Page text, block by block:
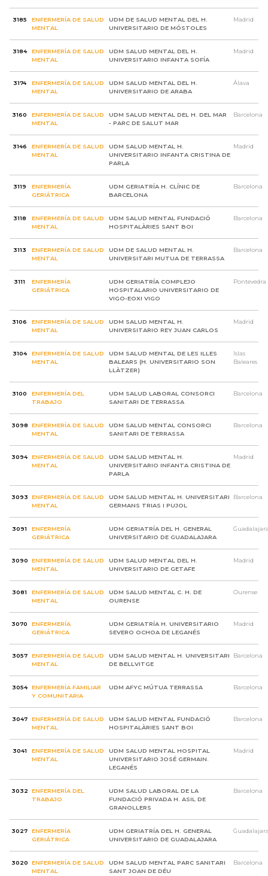
3185
ENFERMERÍA DE SALUD
MENTAL
UDM DE SALUD MENTAL DEL H.
UNIVERSITARIO DE MÓSTOLES
Madrid
3184
ENFERMERÍA DE SALUD
MENTAL
UDM SALUD MENTAL DEL H.
UNIVERSITARIO INFANTA SOFÍA
Madrid
3174
ENFERMERÍA DE SALUD
MENTAL
UDM SALUD MENTAL DEL H.
UNIVERSITARIO DE ARABA
Álava
3160
ENFERMERÍA DE SALUD
MENTAL
UDM SALUD MENTAL DEL H. DEL MAR
- PARC DE SALUT MAR
Barcelona
3146
ENFERMERÍA DE SALUD
MENTAL
UDM SALUD MENTAL H.
UNIVERSITARIO INFANTA CRISTINA DE
PARLA
Madrid
3119
ENFERMERÍA
GERIÁTRICA
UDM GERIATRÍA H. CLÍNIC DE
BARCELONA
Barcelona
3118
ENFERMERÍA DE SALUD
MENTAL
UDM SALUD MENTAL FUNDACIÓ
HOSPITALÀRIES SANT BOI
Barcelona
3113
ENFERMERÍA DE SALUD
MENTAL
UDM DE SALUD MENTAL H.
UNIVERSITARI MUTUA DE TERRASSA
Barcelona
3111
ENFERMERÍA
GERIÁTRICA
UDM GERIATRÍA COMPLEJO
HOSPITALARIO UNIVERSITARIO DE
VIGO-EOXI VIGO
Pontevedra
3106
ENFERMERÍA DE SALUD
MENTAL
UDM SALUD MENTAL H.
UNIVERSITARIO REY JUAN CARLOS
Madrid
3104
ENFERMERÍA DE SALUD
MENTAL
UDM SALUD MENTAL DE LES ILLES
BALEARS (H. UNIVERSITARIO SON
LLÀTZER)
Islas
Baleares
3100
ENFERMERÍA DEL
TRABAJO
UDM SALUD LABORAL CONSORCI
SANITARI DE TERRASSA
Barcelona
3098
ENFERMERÍA DE SALUD
MENTAL
UDM SALUD MENTAL CONSORCI
SANITARI DE TERRASSA
Barcelona
3094
ENFERMERÍA DE SALUD
MENTAL
UDM SALUD MENTAL H.
UNIVERSITARIO INFANTA CRISTINA DE
PARLA
Madrid
3093
ENFERMERÍA DE SALUD
MENTAL
UDM SALUD MENTAL H. UNIVERSITARI
GERMANS TRIAS I PUJOL
Barcelona
3091
ENFERMERÍA
GERIÁTRICA
UDM GERIATRÍA DEL H. GENERAL
UNIVERSITARIO DE GUADALAJARA
3090
ENFERMERÍA DE SALUD
MENTAL
UDM SALUD MENTAL DEL H.
UNIVERSITARIO DE GETAFE
Madrid
3081
ENFERMERÍA DE SALUD
MENTAL
UDM SALUD MENTAL C. H. DE
OURENSE
Ourense
3070
ENFERMERÍA
GERIÁTRICA
UDM GERIATRÍA H. UNIVERSITARIO
SEVERO OCHOA DE LEGANÉS
Madrid
3057
ENFERMERÍA DE SALUD
MENTAL
UDM SALUD MENTAL H. UNIVERSITARI
DE BELLVITGE
Barcelona
3054
ENFERMERÍA FAMILIAR
Y COMUNITARIA
UDM AFYC MÚTUA TERRASSA Barcelona
3047
ENFERMERÍA DE SALUD
MENTAL
UDM SALUD MENTAL FUNDACIÓ
HOSPITALÀRIES SANT BOI
Barcelona
3041
ENFERMERÍA DE SALUD
MENTAL
UDM SALUD MENTAL HOSPITAL
UNIVERSITARIO JOSÉ GERMAIN.
LEGANÉS
Madrid
3032
ENFERMERÍA DEL
TRABAJO
UDM SALUD LABORAL DE LA
FUNDACIÓ PRIVADA H. ASIL DE
GRANOLLERS
Barcelona
3027
ENFERMERÍA
GERIÁTRICA
UDM GERIATRÍA DEL H. GENERAL
UNIVERSITARIO DE GUADALAJARA
3020
ENFERMERÍA DE SALUD
MENTAL
UDM SALUD MENTAL PARC SANITARI
SANT JOAN DE DÉU
Barcelona